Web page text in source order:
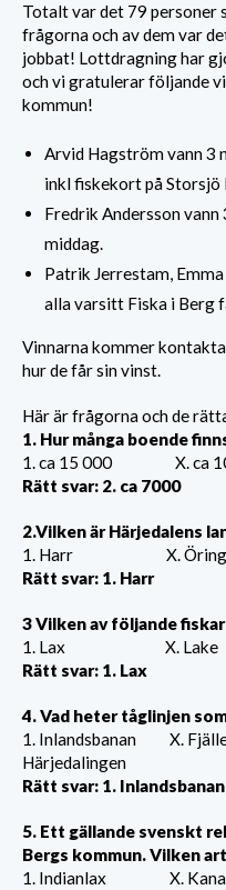
Totalt var det 79 personer
frågorna och av dem var
jobbat! Lottdragning har
och vi gratulerar följande
kommun!
Arvid Hagström vann 3
inkl fiskekort på Storsjö
Fredrik Andersson
middag.
Patrik Jerrestam,
alla varsitt Fiska i Berg
Vinnarna kommer
hur de får sin vinst.
Här är frågorna och de
1. Hur många boende
1. ca 15 000 X.
Rätt svar: 2. ca 7000
2.Vilken är Härjedalens
1. Harr X.
Rätt svar: 1. Harr
3 Vilken av följande
1. Lax X.
Rätt svar: 1. Lax
4. Vad heter tåglinjen
1. Inlandsbanan X.
Härjedalingen
Rätt svar: 1. Inlandsbanan
5. Ett gällande svenskt
Bergs kommun. Vilken
1. Indianlax X.